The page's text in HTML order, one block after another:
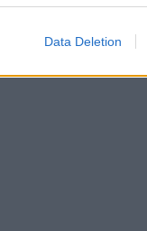
Data Deletion